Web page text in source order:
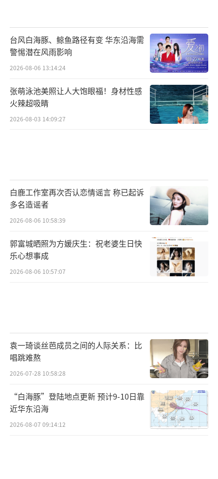
台风白海豚、鲸鱼路径有变 华东沿海需
警惕潜在风雨影响
2026-08-06 13:14:24
张萌泳池美照让人大饱眼福！身材性感
火辣超吸睛
2026-08-03 14:09:27
白鹿工作室再次否认恋情谣言 称已起诉
多名造谣者
2026-08-06 10:58:39
郭富城晒照为方媛庆生：祝老婆生日快
乐心想事成
2026-08-06 10:57:07
袁一琦谈丝芭成员之间的人际关系：比
唱跳难熬
2026-07-28 10:58:28
“白海豚”登陆地点更新 预计9-10日靠
近华东沿海
2026-08-07 09:14:12